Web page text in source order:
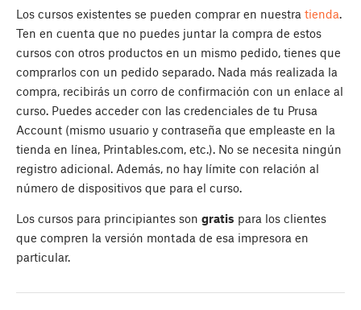
Los cursos existentes se pueden comprar en nuestra tienda.
Ten en cuenta que no puedes juntar la compra de estos
cursos con otros productos en un mismo pedido, tienes que
comprarlos con un pedido separado. Nada más realizada la
compra, recibirás un corro de confirmación con un enlace al
curso. Puedes acceder con las credenciales de tu Prusa
Account (mismo usuario y contraseña que empleaste en la
tienda en línea, Printables.com, etc.). No se necesita ningún
registro adicional. Además, no hay límite con relación al
número de dispositivos que para el curso.
Los cursos para principiantes son gratis para los clientes
que compren la versión montada de esa impresora en
particular.